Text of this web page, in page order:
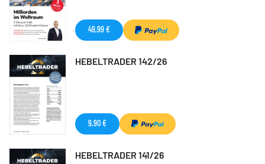
49,99 €
HEBELTRADER 142/26
9,90 €
HEBELTRADER 141/26